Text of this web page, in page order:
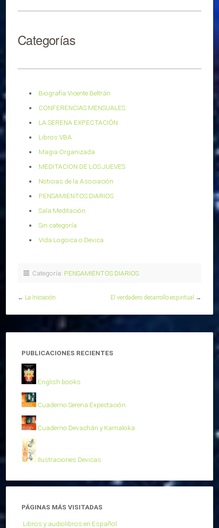
Categorías
Biografía Vicente Beltrán
CONFERENCIAS MENSUALES
LA SERENA EXPECTACIÓN
Libros VBA
Magia Organizada
MEDITACION DE LOS JUEVES
Noticias de la Asociación
PENSAMIENTOS DIARIOS
Sala Meditación
Sin categoría
Vida Logoica o Devica
Categoría: PENSAMIENTOS DIARIOS
← La Iniciación El verdadero desarrollo espiritual →
PUBLICACIONES RECIENTES
English books
Cuaderno Serena Expectación
Cuaderno Devachán y Kamaloka
Ilustraciones Devicas
PÁGINAS MÁS VISITADAS
Libros y audiolibros en Español